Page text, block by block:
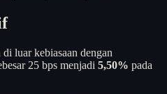
luar kebiasaan dengan
25 bps menjadi 5,50% pada